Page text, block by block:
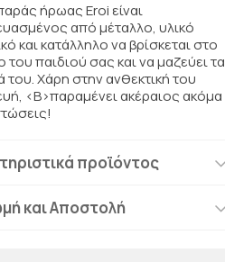
ήρωας Eroi είναι
από μέταλλο, υλικό
και κατάλληλο να βρίσκεται στο
του παιδιού σας και να μαζεύει τα
του. Χάρη στην ανθεκτική του
<Β>παραμένει ακέραιος ακόμα
προϊόντος
και Αποστολή